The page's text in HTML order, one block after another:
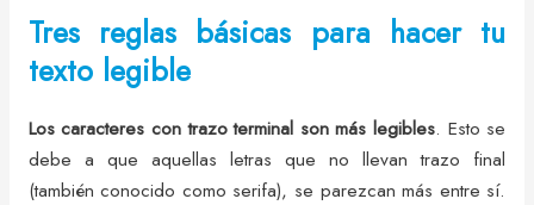
Tres reglas básicas para hacer tu
texto legible
Los caracteres con trazo terminal son más legibles. Esto se
debe a que aquellas letras que no llevan trazo final
(también conocido como serifa), se parezcan más entre sí.